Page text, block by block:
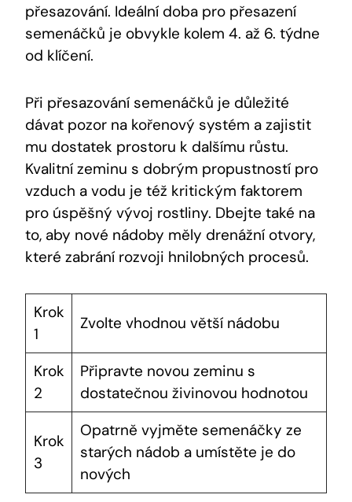
přesazování. Ideální doba pro přesazení
semenáčků je obvykle kolem 4. až 6. týdne
od klíčení.
Při přesazování semenáčků je důležité
dávat pozor na kořenový systém a zajistit
mu dostatek prostoru k dalšímu růstu.
Kvalitní zeminu s dobrým propustností pro
vzduch a vodu je též kritickým faktorem
pro úspěšný vývoj rostliny. Dbejte také na
to, aby nové nádoby měly drenážní otvory,
které zabrání rozvoji hnilobných procesů.
Krok
1
Zvolte vhodnou větší nádobu
Krok
2
Připravte novou zeminu s
dostatečnou živinovou hodnotou
Krok
3
Opatrně vyjměte semenáčky ze
starých nádob a umístěte je do
nových